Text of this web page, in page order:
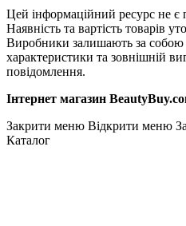
Цей інформаційний ресурс не
Наявність та вартість товарів
Виробники залишають за собою
характеристики та зовнішній
повідомлення.
Інтернет магазин
Закрити меню Відкрити меню
Каталог